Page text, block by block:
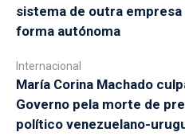
sistema de outra empresa
forma autónoma
Internacional
María Corina Machado
Governo pela morte de
político venezuelano-